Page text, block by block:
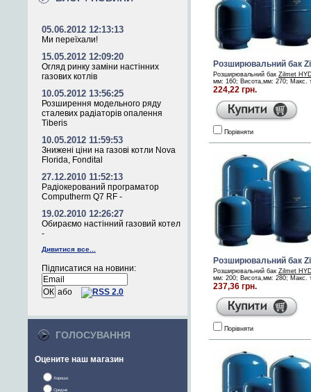
05.06.2012 12:13:13
Ми переїхали!
15.05.2012 12:09:20
Огляд ринку заміни настінних
газових котлів
10.05.2012 13:56:25
Розширення модельного ряду
сталевих радіаторів опалення
Tіberіs
10.05.2012 11:59:53
Знижені ціни на газові котли Nova
Florida, Fondital
27.12.2010 11:52:13
Радіокерований програматор
Computherm Q7 RF -
19.02.2010 12:26:27
Обираємо настінний газовий котел
-
Дивитися все...
Підписатися на новини:
або
ГОЛОСУВАННЯ
Оцените наш магазин
Хорошо
Средне
Розширювальний бак
Розширювальний бак Zilmet
мм: 160; Висота,мм: 270; Макс.
224,22 грн.
Порівняти
Розширювальний бак
Розширювальний бак Zilmet
мм: 200; Висота,мм: 280; Макс.
237,36 грн.
Порівняти